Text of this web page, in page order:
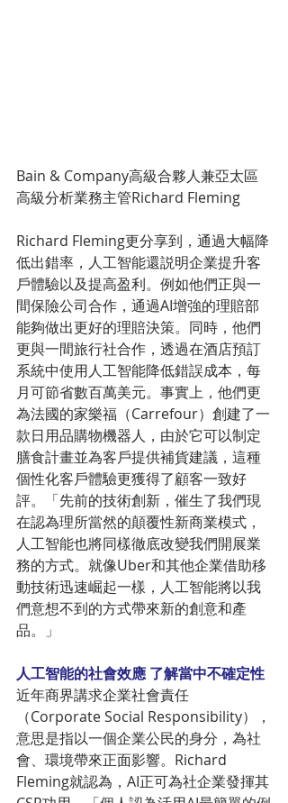
Bain & Company高級合夥人兼亞太區
高級分析業務主管Richard Fleming
Richard Fleming更分享到，通過大幅降
低出錯率，人工智能還説明企業提升客
戶體驗以及提高盈利。例如他們正與一
間保險公司合作，通過AI增強的理賠部
能夠做出更好的理賠決策。同時，他們
更與一間旅行社合作，透過在酒店預訂
系統中使用人工智能降低錯誤成本，每
月可節省數百萬美元。事實上，他們更
為法國的家樂福（Carrefour）創建了一
款日用品購物機器人，由於它可以制定
膳食計畫並為客戶提供補貨建議，這種
個性化客戶體驗更獲得了顧客一致好
評。「先前的技術創新，催生了我們現
在認為理所當然的顛覆性新商業模式，
人工智能也將同樣徹底改變我們開展業
務的方式。就像Uber和其他企業借助移
動技術迅速崛起一樣，人工智能將以我
們意想不到的方式帶來新的創意和產
品。」
人工智能的社會效應 了解當中不確定性
近年商界講求企業社會責任
（Corporate Social Responsibility），
意思是指以一個企業公民的身分，為社
會、環境帶來正面影響。Richard
Fleming就認為，AI正可為社企業發揮其